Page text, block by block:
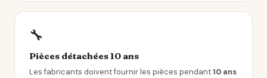
🔧
Pièces détachées 10 ans
Les fabricants doivent fournir les pièces pendant10 ans